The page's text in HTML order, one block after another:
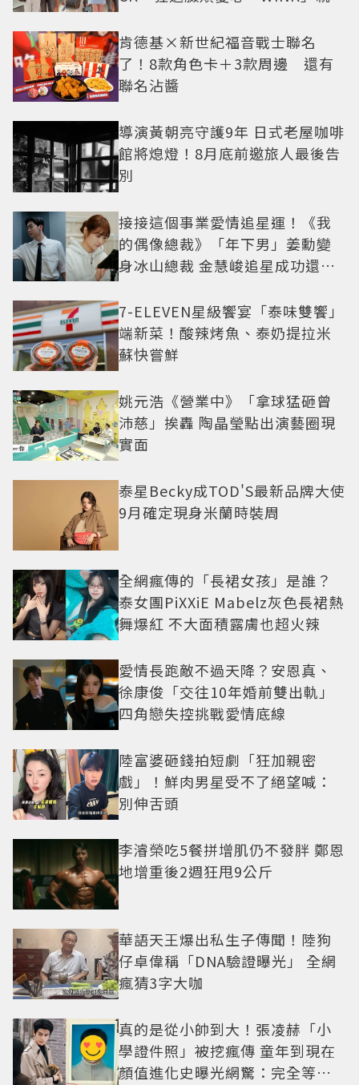
肯德基×新世紀福音戰士聯名
了！8款角色卡＋3款周邊 還有
聯名沾醬
導演黃朝亮守護9年 日式老屋咖啡
館將熄燈！8月底前邀旅人最後告
別
接接這個事業愛情追星運！《我
的偶像總裁》「年下男」姜勳變
身冰山總裁 金慧峻追星成功還偶
7-ELEVEN星級饗宴「泰味雙饗」
端新菜！酸辣烤魚、泰奶提拉米
蘇快嘗鮮
姚元浩《營業中》「拿球猛砸曾
沛慈」挨轟 陶晶瑩點出演藝圈現
實面
泰星Becky成TOD'S最新品牌大使
9月確定現身米蘭時裝周
全網瘋傳的「長裙女孩」是誰？
泰女團PiXXiE Mabelz灰色長裙熱
舞爆紅 不大面積露膚也超火辣
愛情長跑敵不過天降？安恩真、
徐康俊「交往10年婚前雙出軌」
四角戀失控挑戰愛情底線
陸富婆砸錢拍短劇「狂加親密
戲」！鮮肉男星受不了絕望喊：
別伸舌頭
李濬榮吃5餐拼增肌仍不發胖 鄭恩
地增重後2週狂甩9公斤
華語天王爆出私生子傳聞！陸狗
仔卓偉稱「DNA驗證曝光」 全網
瘋猜3字大咖
真的是從小帥到大！張凌赫「小
學證件照」被挖瘋傳 童年到現在
顏值進化史曝光網驚：完全等比